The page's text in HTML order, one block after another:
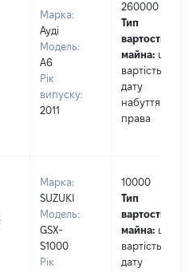
Марка:
Ауді
Модель:
А6
Рік
випуску:
2011
260000
Тип
вартості
майна: це
вартість на
дату
набуття
права
Марка:
SUZUKI
Модель:
GSX-
S1000
Рік
10000
Тип
вартості
майна: це
вартість на
дату